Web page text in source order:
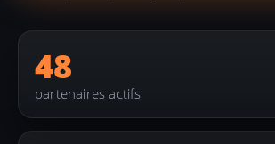
48
partenaires actifs